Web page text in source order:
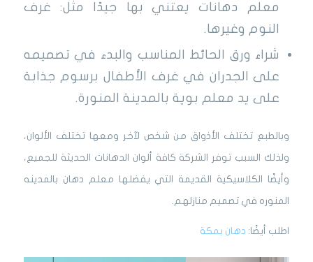
معلم دهانات يعتني بها جيدًا مثل: غرف
النوم وغيرها.
شراء ورق الحائط المناسب والبدء في تصميمه
على الجدران في غرف الأطفال برسوم جذابة
على يد معلم بوية بالمدينة المنورة.
وبالطبع تختلف الأذواق من شخص لآخر ومعها تختلف الألوان،
ولذلك السبب توفر الشركة كافة ألوان الدهانات الحديثة للجميع،
وأيضًا الكلاسيكية القديمة التي يفضلها معلم دهان بالمدينه
المنوره في تصميم منازلهم.
اطلب أيضًا: دهان بمكة